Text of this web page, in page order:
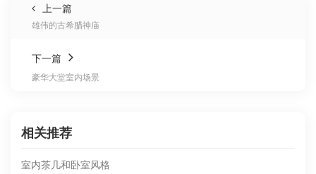
上一篇
雄伟的古希腊神庙
下一篇
豪华大堂室内场景
相关推荐
室内茶几和卧室风格